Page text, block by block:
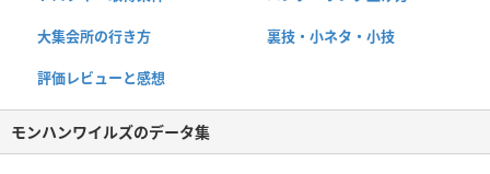
大集会所の行き方 裏技・小ネタ・小技
評価レビューと感想
モンハンワイルズのデータ集